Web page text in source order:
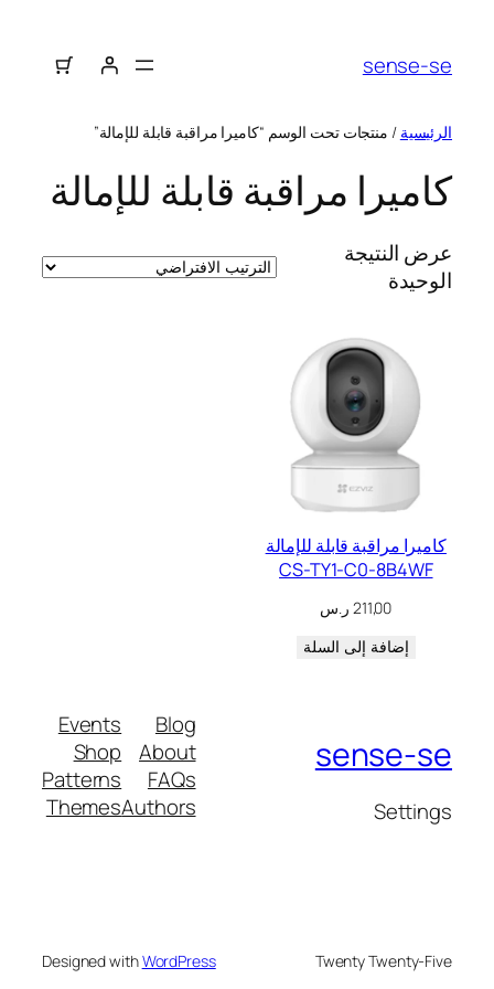
sense-se
الرئيسية / منتجات تحت الوسم “كاميرا مراقبة قابلة للإمالة”
كاميرا مراقبة قابلة للإمالة
عرض النتيجة
الوحيدة
كاميرا مراقبة قابلة للإمالة
CS-TY1-C0-8B4WF
211,00 ر.س
إضافة إلى السلة
sense-se
Settings
Blog
About
FAQs
Authors
Events
Shop
Patterns
Themes
Twenty Twenty-Five
Designed withWordPress